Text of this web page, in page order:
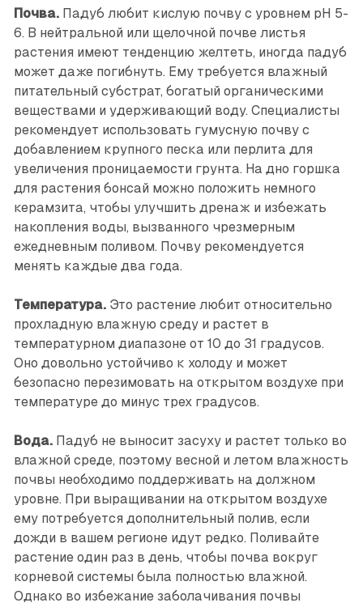
Почва.Падуб любит кислую почву с уровнем pH 5-
6. В нейтральной или щелочной почве листья
растения имеют тенденцию желтеть, иногда падуб
может даже погибнуть. Ему требуется влажный
питательный субстрат, богатый органическими
веществами и удерживающий воду. Специалисты
рекомендует использовать гумусную почву с
добавлением крупного песка или перлита для
увеличения проницаемости грунта. На дно горшка
для растения бонсай можно положить немного
керамзита, чтобы улучшить дренаж и избежать
накопления воды, вызванного чрезмерным
ежедневным поливом. Почву рекомендуется
менять каждые два года.
Температура.Это растение любит относительно
прохладную влажную среду и растет в
температурном диапазоне от 10 до 31 градусов.
Оно довольно устойчиво к холоду и может
безопасно перезимовать на открытом воздухе при
температуре до минус трех градусов.
Вода.Падуб не выносит засуху и растет только во
влажной среде, поэтому весной и летом влажность
почвы необходимо поддерживать на должном
уровне. При выращивании на открытом воздухе
ему потребуется дополнительный полив, если
дожди в вашем регионе идут редко. Поливайте
растение один раз в день, чтобы почва вокруг
корневой системы была полностью влажной.
Однако во избежание заболачивания почвы